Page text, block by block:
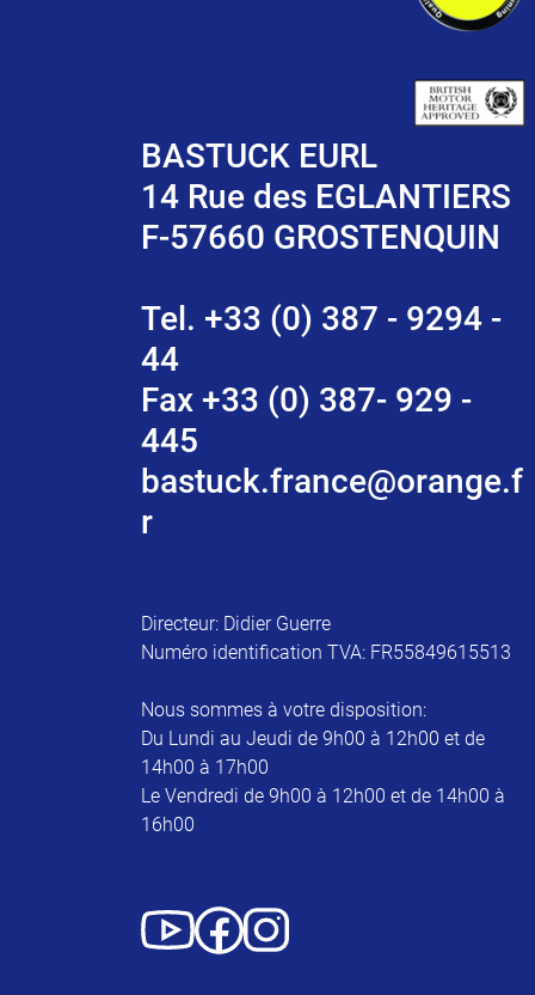
BASTUCK EURL
14 Rue des EGLANTIERS
F-57660 GROSTENQUIN
Tel. +33 (0) 387 - 9294 -
44
Fax +33 (0) 387- 929 -
445
bastuck.france@orange.f
r
Directeur: Didier Guerre
Numéro identification TVA: FR55849615513
Nous sommes à votre disposition:
Du Lundi au Jeudi de 9h00 à 12h00 et de
14h00 à 17h00
Le Vendredi de 9h00 à 12h00 et de 14h00 à
16h00